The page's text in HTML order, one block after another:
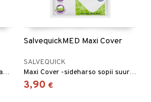
Mieto haavapesu, joka puhdistaa tehokkaasti
SalvequickMED Maxi Cover
SALVEQUICK
Maxi Cover -sideharso sopii suuriin ja pinnallisiin haavoihin, kuten naarmuihin.
3,90 €